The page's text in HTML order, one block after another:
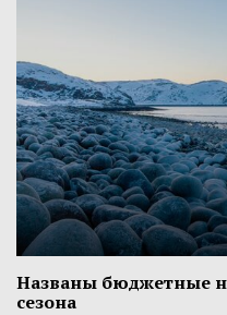
Названы бюджетные
сезона